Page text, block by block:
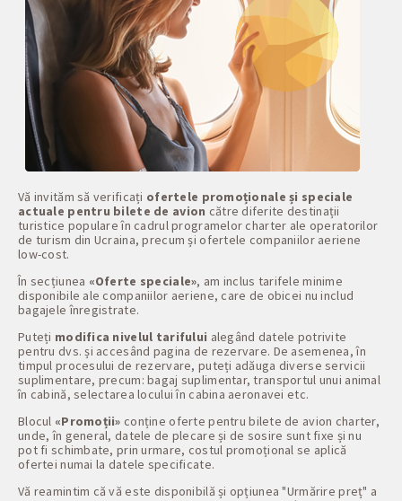
Vă invităm să verificați ofertele promoționale și speciale
actuale pentru bilete de avion către diferite destinații
turistice populare în cadrul programelor charter ale operatorilor
de turism din Ucraina, precum și ofertele companiilor aeriene
low-cost.
În secțiunea «Oferte speciale», am inclus tarifele minime
disponibile ale companiilor aeriene, care de obicei nu includ
bagajele înregistrate.
Puteți modifica nivelul tarifului alegând datele potrivite
pentru dvs. și accesând pagina de rezervare. De asemenea, în
timpul procesului de rezervare, puteți adăuga diverse servicii
suplimentare, precum: bagaj suplimentar, transportul unui animal
în cabină, selectarea locului în cabina aeronavei etc.
Blocul «Promoții» conține oferte pentru bilete de avion charter,
unde, în general, datele de plecare și de sosire sunt fixe și nu
pot fi schimbate, prin urmare, costul promoțional se aplică
ofertei numai la datele specificate.
Vă reamintim că vă este disponibilă și opțiunea "Urmărire preț" a